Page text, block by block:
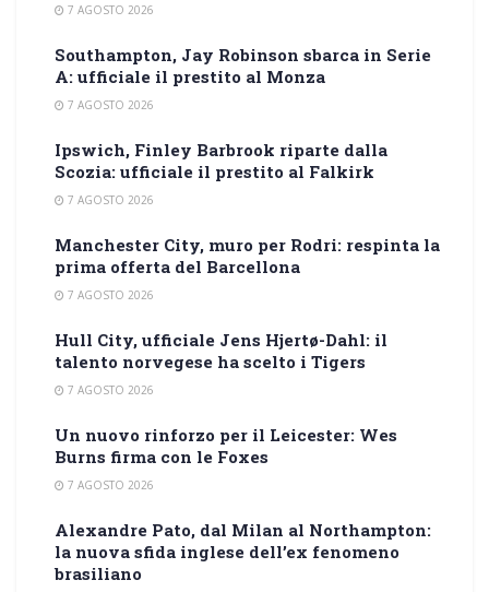
7 AGOSTO 2026
Southampton, Jay Robinson sbarca in Serie
A: ufficiale il prestito al Monza
7 AGOSTO 2026
Ipswich, Finley Barbrook riparte dalla
Scozia: ufficiale il prestito al Falkirk
7 AGOSTO 2026
Manchester City, muro per Rodri: respinta la
prima offerta del Barcellona
7 AGOSTO 2026
Hull City, ufficiale Jens Hjertø-Dahl: il
talento norvegese ha scelto i Tigers
7 AGOSTO 2026
Un nuovo rinforzo per il Leicester: Wes
Burns firma con le Foxes
7 AGOSTO 2026
Alexandre Pato, dal Milan al Northampton:
la nuova sfida inglese dell’ex fenomeno
brasiliano